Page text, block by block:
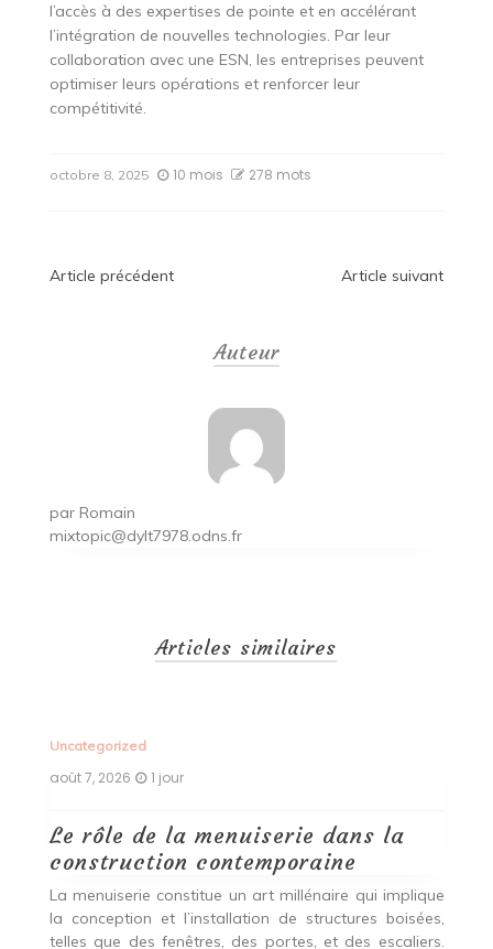
l’accès à des expertises de pointe et en accélérant
l’intégration de nouvelles technologies. Par leur
collaboration avec une ESN, les entreprises peuvent
optimiser leurs opérations et renforcer leur
compétitivité.
octobre 8, 2025 10 mois 278 mots
Navigation
Article précédent Article suivant
Auteur
par Romain
mixtopic@dylt7978.odns.fr
Articles similaires
Uncategorized
août 7, 2026 1 jour
Le rôle de la menuiserie dans la
construction contemporaine
La menuiserie constitue un art millénaire qui implique
la conception et l’installation de structures boisées,
telles que des fenêtres, des portes, et des escaliers.